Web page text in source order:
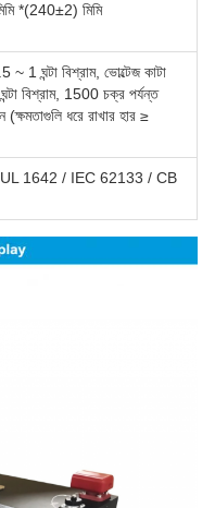
*(240±2) মিমি
~ 1 ঘন্টা বিশ্রাম, ভোল্টেজ কাটা
বিশ্রাম, 1500 চক্র পর্যন্ত
ধরে রাখার হার ≥
1642 / IEC 62133 / CB